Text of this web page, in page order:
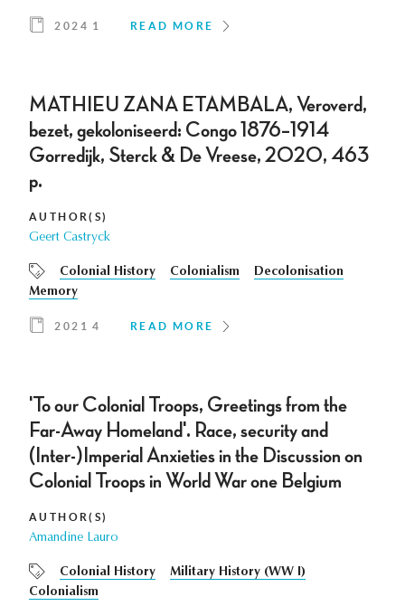
2024 1 READ MORE
MATHIEU ZANA ETAMBALA, Veroverd,
bezet, gekoloniseerd: Congo 1876–1914
Gorredijk, Sterck & De Vreese, 2020, 463
p.
AUTHOR(S)
Geert Castryck
Colonial History Colonialism
Decolonisation
Memory
2021 4 READ MORE
'To our Colonial Troops, Greetings from the
Far-Away Homeland'. Race, security and
(Inter-)Imperial Anxieties in the Discussion on
Colonial Troops in World War one Belgium
AUTHOR(S)
Amandine Lauro
Colonial History
Military History (WW I)
Colonialism